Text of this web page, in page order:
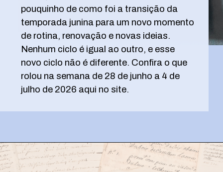
pouquinho de como foi a transição da
temporada junina para um novo momento
de rotina, renovação e novas ideias.
Nenhum ciclo é igual ao outro, e esse
novo ciclo não é diferente. Confira o que
rolou na semana de 28 de junho a 4 de
julho de 2026 aqui no site.